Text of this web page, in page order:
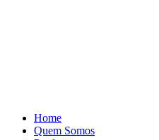
Home
Quem Somos